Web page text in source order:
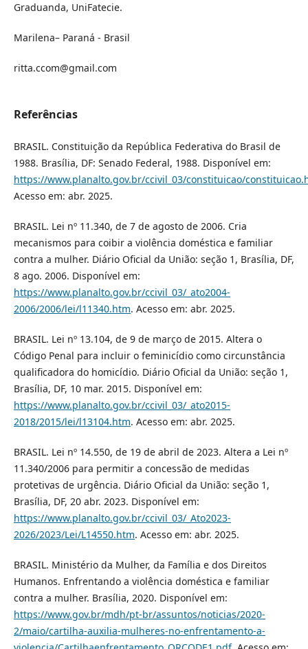
Graduanda, UniFatecie.
Marilena– Paraná - Brasil
ritta.ccom@gmail.com
Referências
BRASIL. Constituição da República Federativa do Brasil de
1988. Brasília, DF: Senado Federal, 1988. Disponível em:
https://www.planalto.gov.br/ccivil_03/constituicao/
Acesso em: abr. 2025.
BRASIL. Lei nº 11.340, de 7 de agosto de 2006. Cria
mecanismos para coibir a violência doméstica e familiar
contra a mulher. Diário Oficial da União: seção 1, Brasília, DF,
8 ago. 2006. Disponível em:
https://www.planalto.gov.br/ccivil_03/_ato2004-
2006/2006/lei/l11340.htm. Acesso em: abr. 2025.
BRASIL. Lei nº 13.104, de 9 de março de 2015. Altera o
Código Penal para incluir o feminicídio como circunstância
qualificadora do homicídio. Diário Oficial da União: seção 1,
Brasília, DF, 10 mar. 2015. Disponível em:
https://www.planalto.gov.br/ccivil_03/_ato2015-
2018/2015/lei/l13104.htm. Acesso em: abr. 2025.
BRASIL. Lei nº 14.550, de 19 de abril de 2023. Altera a Lei nº
11.340/2006 para permitir a concessão de medidas
protetivas de urgência. Diário Oficial da União: seção 1,
Brasília, DF, 20 abr. 2023. Disponível em:
https://www.planalto.gov.br/ccivil_03/_Ato2023-
2026/2023/Lei/L14550.htm. Acesso em: abr. 2025.
BRASIL. Ministério da Mulher, da Família e dos Direitos
Humanos. Enfrentando a violência doméstica e familiar
contra a mulher. Brasília, 2020. Disponível em:
https://www.gov.br/mdh/pt-br/assuntos/noticias/2020-
2/maio/cartilha-auxilia-mulheres-no-enfrentamento-a-